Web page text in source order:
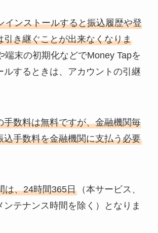
インストールすると振込履歴や登
引き継ぐことが出来なくなりま
端末の初期化などでMoney Tapを
ルするときは、アカウントの引継
手数料は無料ですが、金融機関毎
込手数料を金融機関に支払う必要
は、24時間365日（本サービス、
ンテナンス時間を除く）となりま